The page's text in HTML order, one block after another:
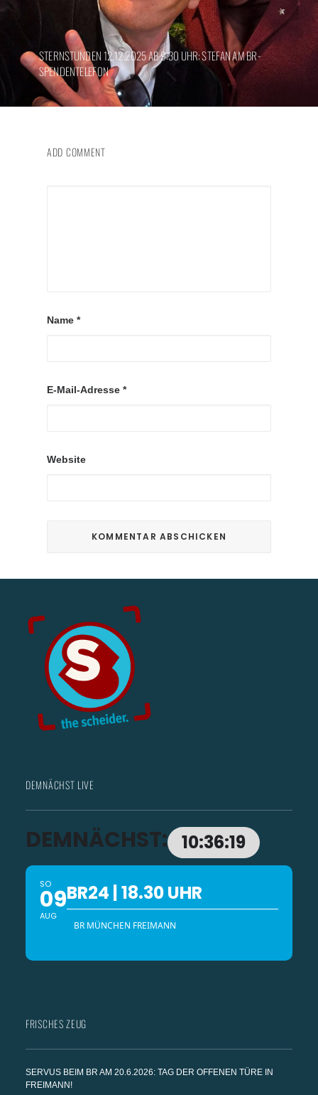
STERNSTUNDEN 12.12.2025 AB 9:30 UHR: STEFAN AM BR-
SPENDENTELEFON
ADD COMMENT
Name *
E-Mail-Adresse *
Website
DEMNÄCHST LIVE
DEMNÄCHST: 10:36:16
SO
09
AUG
BR24 | 18.30 UHR
BR MÜNCHEN FREIMANN
FRISCHES ZEUG
SERVUS BEIM BR AM 20.6.2026: TAG DER OFFENEN TÜRE IN
FREIMANN!